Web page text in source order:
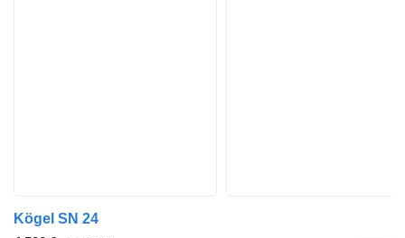
Kögel SN 24